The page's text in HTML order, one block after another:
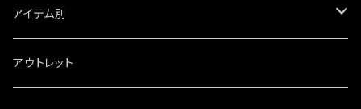
キャップ
ソックス
秋冬モデル
春夏モデル
秋冬モデル
トップス
ジャケット
春夏モデル
トップス
アイテム別
ジャケット
アウトレット